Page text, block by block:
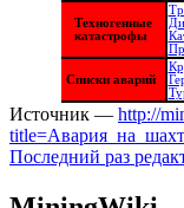
Техногенные
катастрофы
Списки аварий
Источник — http://
Последний раз